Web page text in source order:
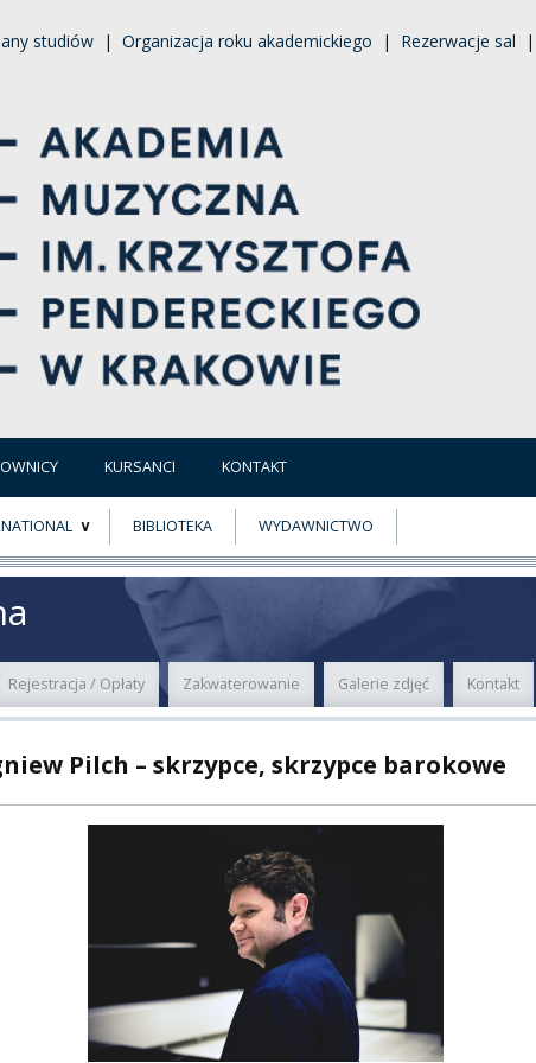
studiów | Organizacja roku akademickiego | Rezerwacje sal |
KURSANCI KONTAKT
BIBLIOTEKA WYDAWNICTWO
Rejestracja / Opłaty Zakwaterowanie Galerie zdjęć Kontakt
Pilch – skrzypce, skrzypce barokowe